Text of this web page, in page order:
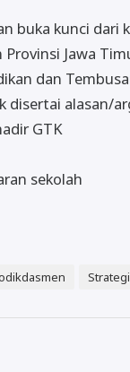
buka kunci dari
Provinsi Jawa
dan
disertai alasan/
GTK
sekolah